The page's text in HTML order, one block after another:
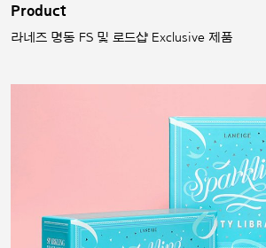
Product
라네즈 명동 FS 및 로드샵 Exclusive 제품